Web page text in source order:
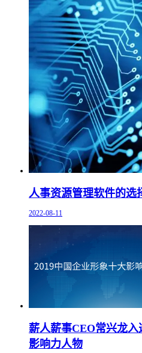
人事资源管理软件的选
2022-08-11
薪人薪事CEO常兴龙
影响力人物